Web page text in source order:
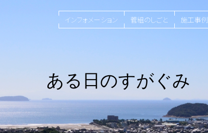
インフォメーション 菅組のしごと 施工事例
ある日のすがぐみ